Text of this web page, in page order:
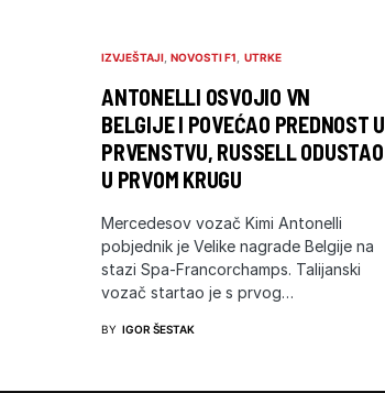
IZVJEŠTAJI NOVOSTI F1 UTRKE
ANTONELLI OSVOJIO VN
BELGIJE I POVEĆAO PREDNOST U
PRVENSTVU, RUSSELL ODUSTAO
U PRVOM KRUGU
Mercedesov vozač Kimi Antonelli
pobjednik je Velike nagrade Belgije na
stazi Spa-Francorchamps. Talijanski
vozač startao je s prvog…
BY IGOR ŠESTAK